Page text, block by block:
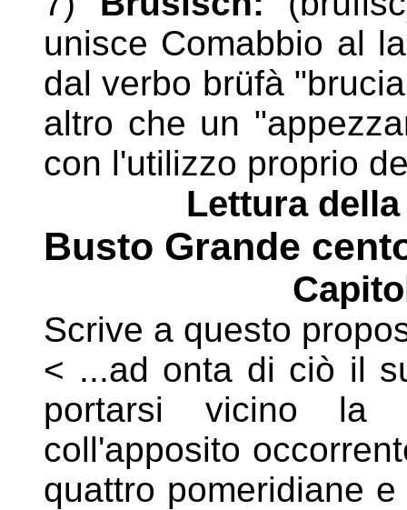
unisce Comabbio al
dalverbo brüfà
altro che un
con l'utilizzo proprio
Lettura
Busto Grande
Scrive a questo
< ...ad onta di ciò il
portarsi vicino
coll'apposito
quattro pomeridiane